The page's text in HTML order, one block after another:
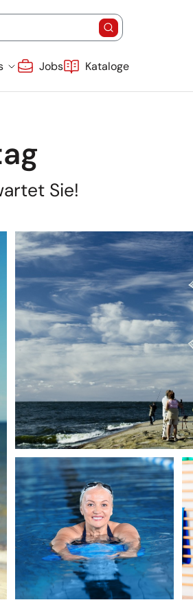
Suche überspringen
Reisecode) Enddatum
Reisesuche öffnen
Jobs Kataloge
Sie!